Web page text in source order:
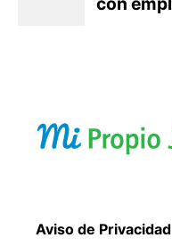
Aviso de Privacidad